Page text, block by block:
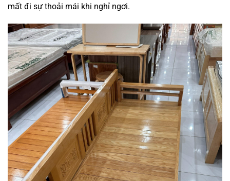
mất đi sự thoải mái khi nghỉ ngơi.